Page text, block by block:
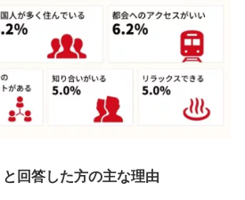
と回答した方の主な理由